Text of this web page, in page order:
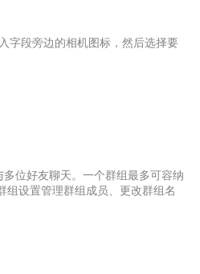
字段旁边的相机图标，然后选择要
多位好友聊天。一个群组最多可容纳
组设置管理群组成员、更改群组名